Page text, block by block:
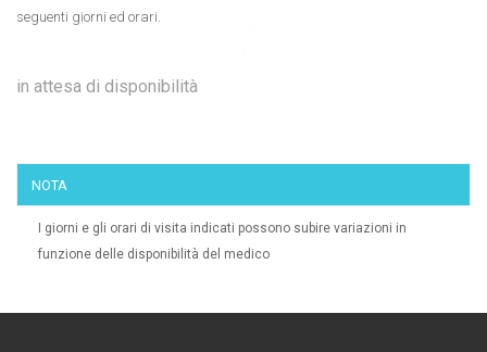
seguenti giorni ed orari.
in attesa di disponibilità
NOTA
I giorni e gli orari di visita indicati possono subire variazioni in
funzione delle disponibilità del medico